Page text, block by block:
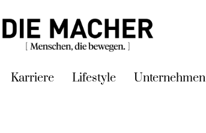
Karriere Lifestyle Unternehmen